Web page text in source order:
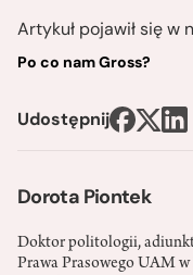
Dorota Piontek
Doktor politologii, adiunkt
Prawa Prasowego UAM
Artykuł pojawił się w
Po co nam Gross?
Udostępnij